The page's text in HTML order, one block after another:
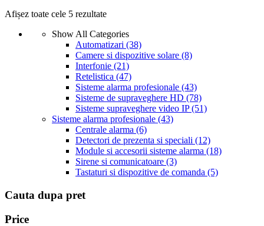
Afișez toate cele 5 rezultate
Show All Categories
Automatizari (38)
Camere si dispozitive solare (8)
Interfonie (21)
Retelistica (47)
Sisteme alarma profesionale (43)
Sisteme de supraveghere HD (78)
Sisteme supraveghere video IP(51)
Sisteme alarma profesionale (43)
Centrale alarma (6)
Detectori de prezenta si speciali (12)
Module si accesorii sisteme alarma (18)
Sirene si comunicatoare (3)
Tastaturi si dispozitive de comanda (5)
Cauta dupa pret
Price